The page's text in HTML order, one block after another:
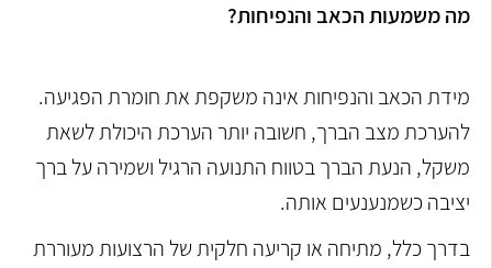
מה משמעות הכאב והנפיחות?
מידת הכאב והנפיחות אינה משקפת את חומרת הפגיעה.
להערכת מצב הברך, חשובה יותר הערכת היכולת לשאת
משקל, הנעת הברך בטווח התנועה הרגיל ושמירה על ברך
יציבה כשמנענעים אותה.
בדרך כלל, מתיחה או קריעה חלקית של הרצועות מעוררת